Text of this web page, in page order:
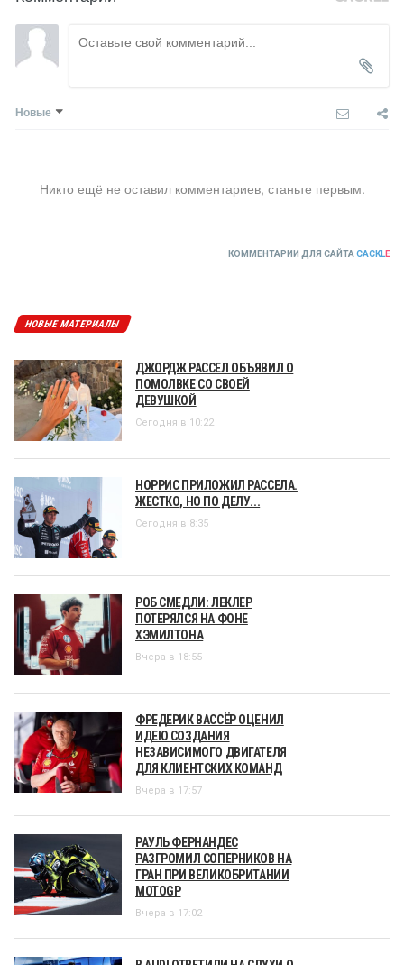
Новые
Никто ещё не оставил комментариев, станьте первым.
КОММЕНТАРИИ ДЛЯ САЙТА CACKLE
НОВЫЕ МАТЕРИАЛЫ
ДЖОРДЖ РАССЕЛ ОБЪЯВИЛ О
ПОМОЛВКЕ СО СВОЕЙ
ДЕВУШКОЙ
Сегодня в 10:22
НОРРИС ПРИЛОЖИЛ РАССЕЛА.
ЖЕСТКО, НО ПО ДЕЛУ...
Сегодня в 8:35
РОБ СМЕДЛИ: ЛЕКЛЕР
ПОТЕРЯЛСЯ НА ФОНЕ
ХЭМИЛТОНА
Вчера в 18:55
ФРЕДЕРИК ВАССЁР ОЦЕНИЛ
ИДЕЮ СОЗДАНИЯ
НЕЗАВИСИМОГО ДВИГАТЕЛЯ
ДЛЯ КЛИЕНТСКИХ КОМАНД
Вчера в 17:57
РАУЛЬ ФЕРНАНДЕС
РАЗГРОМИЛ СОПЕРНИКОВ НА
ГРАН ПРИ ВЕЛИКОБРИТАНИИ
MOTOGP
Вчера в 17:02